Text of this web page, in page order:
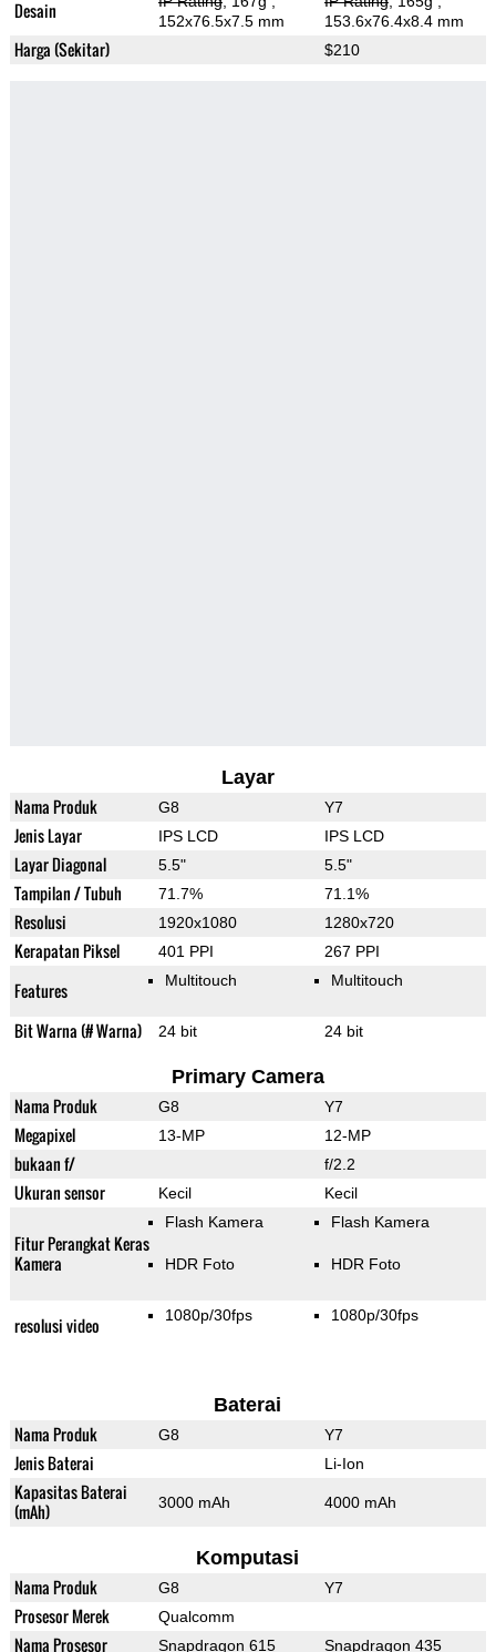
Desain
152x76.5x7.5 mm
153.6x76.4x8.4 mm
Harga (Sekitar) $210
Layar
Nama Produk G8 Y7
Jenis Layar IPS LCD IPS LCD
Layar Diagonal 5.5" 5.5"
Tampilan / Tubuh 71.7% 71.1%
Resolusi 1920x1080 1280x720
Kerapatan Piksel 401 PPI 267 PPI
Features Multitouch Multitouch
Bit Warna (# Warna) 24 bit 24 bit
Primary Camera
Nama Produk G8 Y7
Megapixel 13-MP 12-MP
bukaan f/ f/2.2
Ukuran sensor Kecil Kecil
Fitur Perangkat Keras
Kamera
Flash Kamera
HDR Foto
Flash Kamera
HDR Foto
resolusi video 1080p/30fps 1080p/30fps
Baterai
Nama Produk G8 Y7
Jenis Baterai Li-Ion
Kapasitas Baterai
(mAh)
3000 mAh 4000 mAh
Komputasi
Nama Produk G8 Y7
Prosesor Merek Qualcomm
Nama Prosesor Snapdragon 615 Snapdragon 435